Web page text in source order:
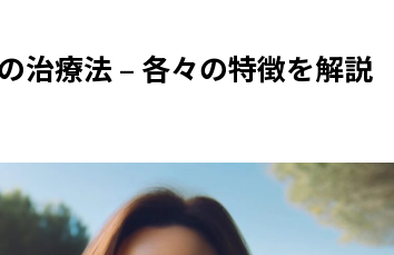
治療法 – 各々の特徴を解説